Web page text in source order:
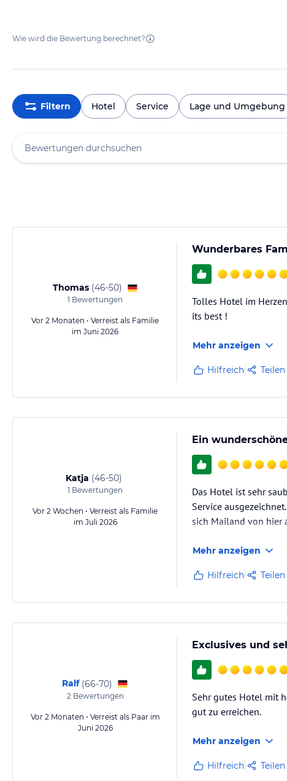
Wie wird die Bewertung berechnet?
Filtern Hotel Service Lage und Umgebung
Thomas (46-50)
1 Bewertungen
Vor 2 Monaten • Verreist als Familie
im Juni 2026
Wunderbares
Tolles Hotel im
its best !
Mehr anzeigen
Hilfreich Teilen
Katja (46-50)
1 Bewertungen
Vor 2 Wochen • Verreist als Familie
im Juli 2026
Ein
Das Hotel ist sehr
Service
sich Mailand von hier
Mehr anzeigen
Hilfreich Teilen
Ralf (66-70)
2Bewertungen
Vor 2 Monaten • Verreist als Paar im
Juni 2026
Exclusives und
Sehr gutes Hotel mit
gut zu erreichen.
Mehr anzeigen
Hilfreich Teilen